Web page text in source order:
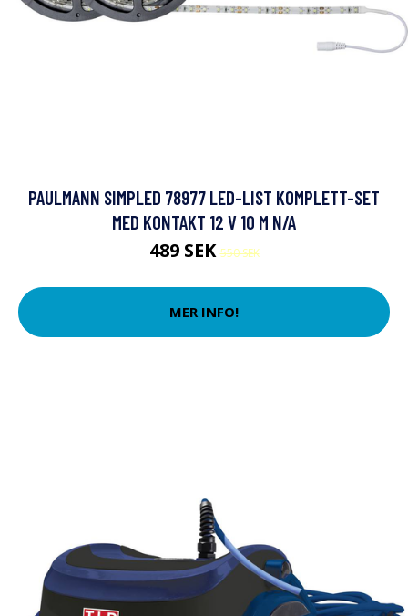
PAULMANN SIMPLED 78977 LED-LIST KOMPLETT-SET
MED KONTAKT 12 V 10 M N/A
489 SEK550 SEK
MER INFO!